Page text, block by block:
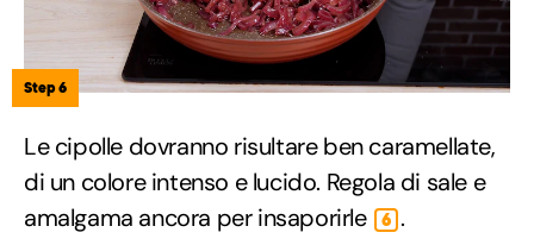
Step 6
Le cipolle dovranno risultare ben caramellate,
di un colore intenso e lucido. Regola di sale e
amalgama ancora per insaporirle
6 .